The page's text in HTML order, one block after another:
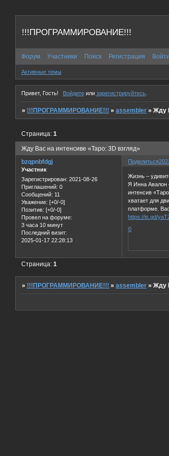
!!!ПРОГРАММИРОВАНИЕ!!!
Форум Участники Поиск Регистрация Войти
Активные темы
Привет, Гость! Войдитеили зарегистрируйтесь.
» !!!ПРОГРАММИРОВАНИЕ!!! »assembler »Жду
Жду Вас на интенсиве «Таро: 3D взгляд»
Страница:1
Поделиться
bzqpnbfdgj
Участник
Зарегистрирован: 2021-08-26
Приглашений: 0
Сообщений: 11
Уважение: [+0/-0]
Позитив: [+0/-0]
Провел на форуме:
3 часа 10 минут
Последний визит:
2025-01-17 22:28:13
Жизнь –
Я Инна Авалон
интенсив
хватает для
платформе.
https://is.gd/
0
Страница:1
» !!!ПРОГРАММИРОВАНИЕ!!! »assembler »Жду